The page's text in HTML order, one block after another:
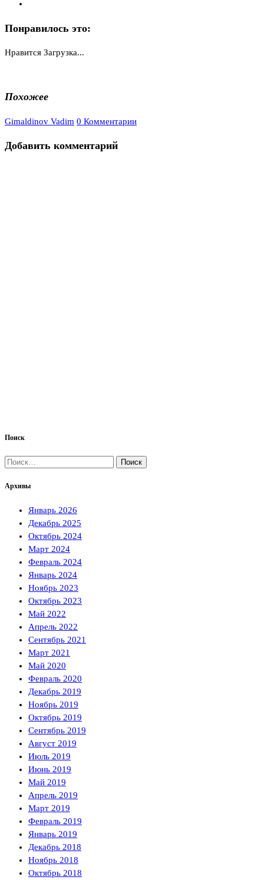
Понравилось это:
Нравится Загрузка...
Похожее
Gimaldinov Vadim 0 Комментарии
Добавить комментарий
Поиск
Найти:
Архивы
Январь 2026
Декабрь 2025
Октябрь 2024
Март 2024
Февраль 2024
Январь 2024
Ноябрь 2023
Октябрь 2023
Май 2022
Апрель 2022
Сентябрь 2021
Март 2021
Май 2020
Февраль 2020
Декабрь 2019
Ноябрь 2019
Октябрь 2019
Сентябрь 2019
Август 2019
Июль 2019
Июнь 2019
Май 2019
Апрель 2019
Март 2019
Февраль 2019
Январь 2019
Декабрь 2018
Ноябрь 2018
Октябрь 2018